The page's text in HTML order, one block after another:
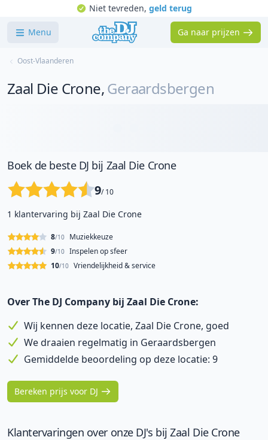
Niet tevreden, geld terug
Menu Ga naar prijzen
Oost-Vlaanderen
Zaal Die Crone,Geraardsbergen
Boek de beste DJ bij Zaal Die Crone
9/ 10
1 klantervaring bij Zaal Die Crone
Muziekkeuze
8/10
Inspelen op sfeer
9/10
Vriendelijkheid & service
10/10
Over The DJ Company bij Zaal Die Crone:
Wij kennen deze locatie, Zaal Die Crone, goed
We draaien regelmatig in Geraardsbergen
Gemiddelde beoordeling op deze locatie: 9
Bereken prijs voor DJ
Klantervaringen over onze DJ's bij Zaal Die Crone